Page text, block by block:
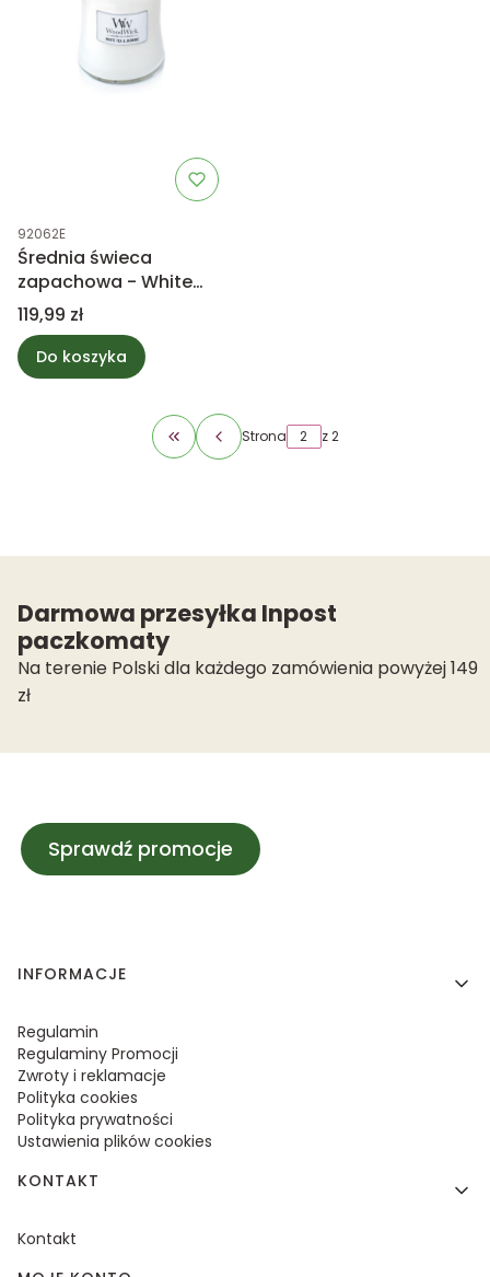
Kod produktu
92062E
Średnia świeca
zapachowa - White
Tea & Jasmine -
WoodWick
Cena
119,99 zł
Do koszyka
Wróć do pierwszej strony z produktami
Strona z 2
Darmowa przesyłka Inpost
paczkomaty
Na terenie Polski dla każdego zamówienia powyżej 149
zł
Sprawdź promocje
Linki w stopce
INFORMACJE
Regulamin
Regulaminy Promocji
Zwroty i reklamacje
Polityka cookies
Polityka prywatności
Ustawienia plików cookies
KONTAKT
Kontakt